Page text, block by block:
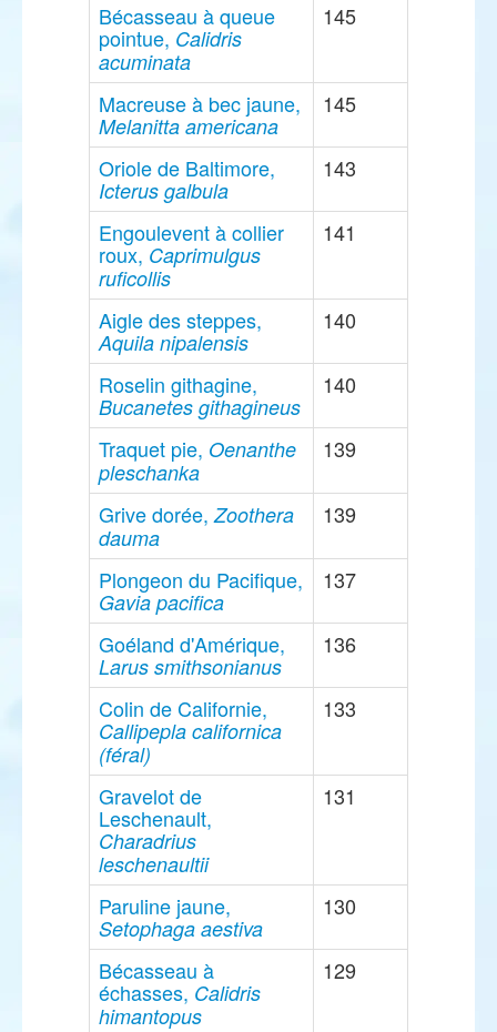
Bécasseau à queue
pointue, Calidris
acuminata
145
Macreuse à bec jaune,
Melanitta americana
145
Oriole de Baltimore,
Icterus galbula
143
Engoulevent à collier
roux, Caprimulgus
ruficollis
141
Aigle des steppes,
Aquila nipalensis
140
Roselin githagine,
Bucanetes githagineus
140
Traquet pie, Oenanthe
pleschanka
139
Grive dorée,Zoothera
dauma
139
Plongeon du Pacifique,
Gavia pacifica
137
Goéland d'Amérique,
Larus smithsonianus
136
Colin de Californie,
Callipepla californica
(féral)
133
Gravelot de
Leschenault,
Charadrius
leschenaultii
131
Paruline jaune,
Setophaga aestiva
130
Bécasseau à
échasses, Calidris
himantopus
129